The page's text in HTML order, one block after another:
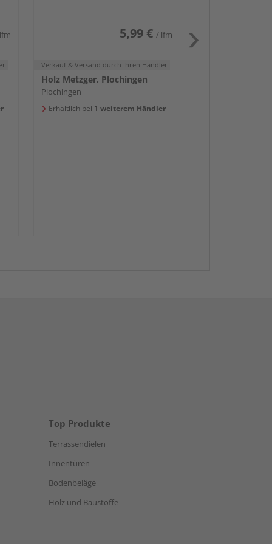
5,99 € / lfm
Verkauf & Versand durch Ihren Händler
Holz Metzger, Plochingen
Plochingen
Erhältlich bei 1 weiterem Händler
Top Produkte
Terrassendielen
Innentüren
Bodenbeläge
Holz und Baustoffe